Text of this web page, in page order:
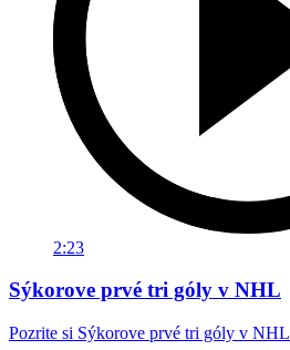
2:23
Sýkorove prvé tri góly v NHL
Pozrite si Sýkorove prvé tri góly v NHL